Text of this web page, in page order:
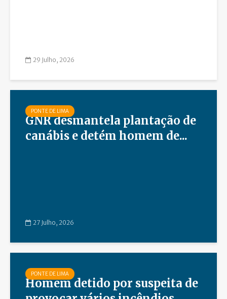
29 Julho, 2026
PONTE DE LIMA
GNR desmantela plantação de
canábis e detém homem de...
27 Julho, 2026
PONTE DE LIMA
Homem detido por suspeita de